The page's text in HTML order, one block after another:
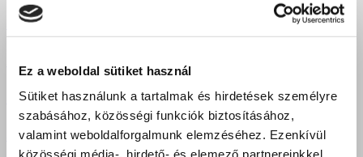
Ez a weboldal sütiket használ
Sütiket használunk a tartalmak és hirdetések személyre
szabásához, közösségi funkciók biztosításához,
valamint weboldalforgalmunk elemzéséhez. Ezenkívül
közösségi média-, hirdető- és elemező partnereinkkel
Szabolcs-kupa 2006
Sulinap a Telegdiben Nyíregyházán
Szép kezdeményezés Nyíregyházán